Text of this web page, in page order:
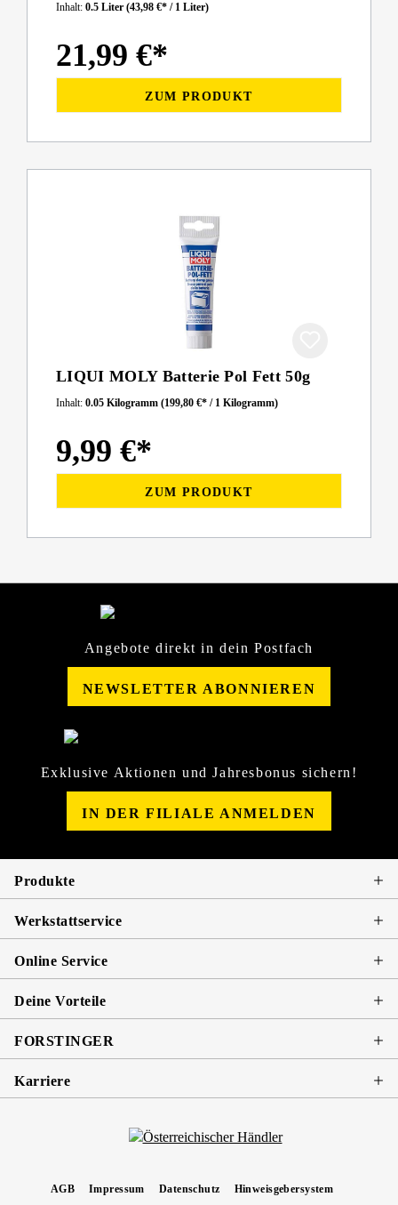
Inhalt: 0.5 Liter (43,98 €* / 1 Liter)
21,99 €*
ZUM PRODUKT
LIQUI MOLY Batterie Pol Fett 50g
Inhalt: 0.05 Kilogramm (199,80 €* / 1 Kilogramm)
9,99 €*
ZUM PRODUKT
Angebote direkt in dein Postfach
NEWSLETTER ABONNIEREN
Exklusive Aktionen und Jahresbonus sichern!
IN DER FILIALE ANMELDEN
Produkte
Werkstattservice
Online Service
Deine Vorteile
FORSTINGER
Karriere
AGB Impressum Datenschutz Hinweisgebersystem